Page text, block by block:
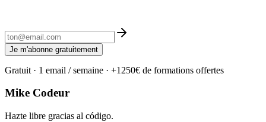
Je m'abonne gratuitement
Gratuit · 1 email / semaine · +1250€ de formations offertes
Mike Codeur
Hazte libre gracias al código.